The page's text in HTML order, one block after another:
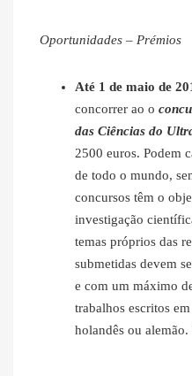
Oportunidades – Prémios
Até 1 de maio de
concorrer ao o
das Ciências do
2500 euros. Podem
de todo o mundo,
concursos têm o
investigação
temas próprios das
submetidas devem
e com um máximo
trabalhos escritos
holandês ou